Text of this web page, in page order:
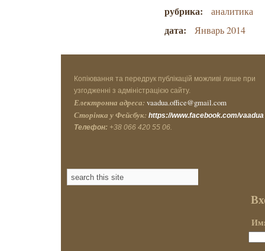
рубрика: аналитика
дата: Январь 2014
Копіювання та передрук публікацій можливі лише при
узгодженні з адміністрацією сайту.
Електронна адреса: vaadua.office@gmail.com
Сторінка у Фейсбук: https://www.facebook.com/vaadua
Телефон: +38 066 420 55 06.